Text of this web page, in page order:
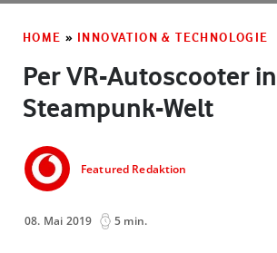
HOME » INNOVATION & TECHNOLOGIE
Per VR-Autoscooter
Steampunk-Welt
Featured Redaktion
08. Mai 2019 5 min.